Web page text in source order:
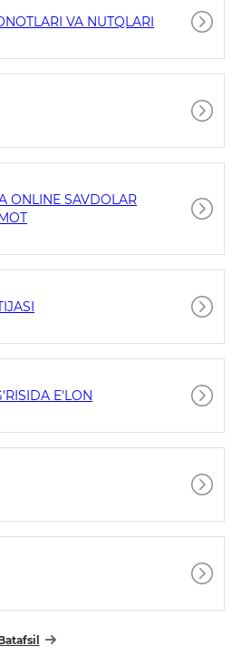
VA NUTQLARI
ONLINE SAVDOLAR
E'LON